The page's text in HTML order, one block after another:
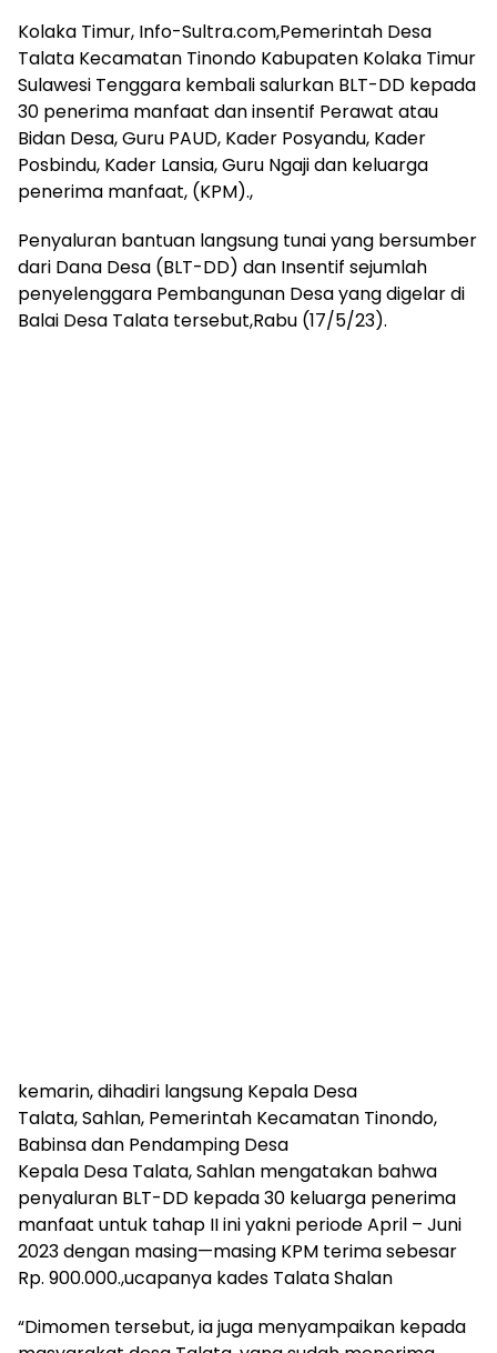
Kolaka Timur, Info-Sultra.com,Pemerintah Desa
Talata Kecamatan Tinondo Kabupaten Kolaka Timur
Sulawesi Tenggara kembali salurkan BLT-DD kepada
30 penerima manfaat dan insentif Perawat atau
Bidan Desa, Guru PAUD, Kader Posyandu, Kader
Posbindu, Kader Lansia, Guru Ngaji dan keluarga
penerima manfaat, (KPM).,
Penyaluran bantuan langsung tunai yang bersumber
dari Dana Desa (BLT-DD) dan Insentif sejumlah
penyelenggara Pembangunan Desa yang digelar di
Balai Desa Talata tersebut,Rabu (17/5/23).
kemarin, dihadiri langsung Kepala Desa
Talata, Sahlan, Pemerintah Kecamatan Tinondo,
Babinsa dan Pendamping Desa
Kepala Desa Talata, Sahlan mengatakan bahwa
penyaluran BLT-DD kepada 30 keluarga penerima
manfaat untuk tahap II ini yakni periode April – Juni
2023 dengan masing—masing KPM terima sebesar
Rp. 900.000.,ucapanya kades Talata Shalan
“Dimomen tersebut, ia juga menyampaikan kepada